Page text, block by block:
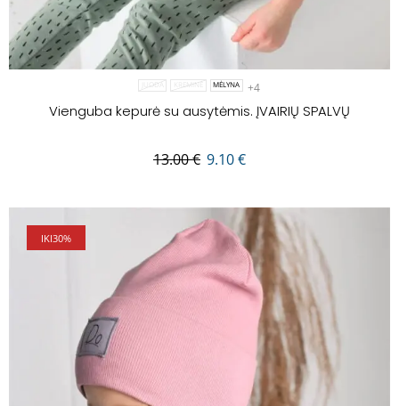
JUODA KREMINĖ MĖLYNA +4
Vienguba kepurė su ausytėmis. ĮVAIRIŲ SPALVŲ
13.00€ 9.10€
IKI30%